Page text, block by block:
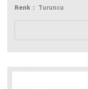
Renk
Turuncu